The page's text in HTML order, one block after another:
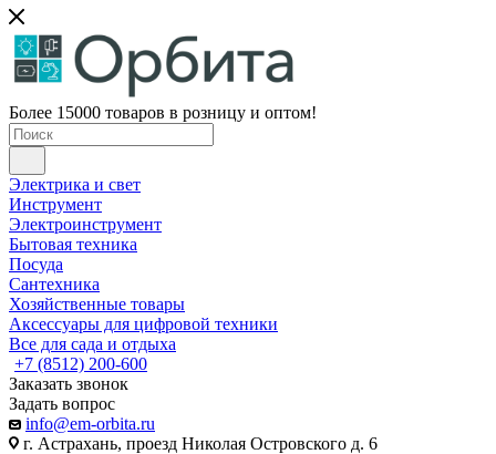
Более 15000 товаров в розницу и оптом!
Электрика и свет
Инструмент
Электроинструмент
Бытовая техника
Посуда
Сантехника
Хозяйственные товары
Аксессуары для цифровой техники
Все для сада и отдыха
+7 (8512) 200-600
Заказать звонок
Задать вопрос
info@em-orbita.ru
г. Астрахань, проезд Николая Островского д. 6